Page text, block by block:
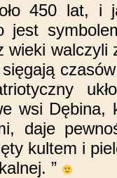
450 lat, i
jest
wieki walczyli
wsi Dębina,
daje
kultem i
”